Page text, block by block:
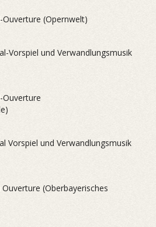
Ouverture (Opernwelt)
Vorspiel und Verwandlungsmusik
Ouverture
Vorspiel und Verwandlungsmusik
(Oberbayerisches